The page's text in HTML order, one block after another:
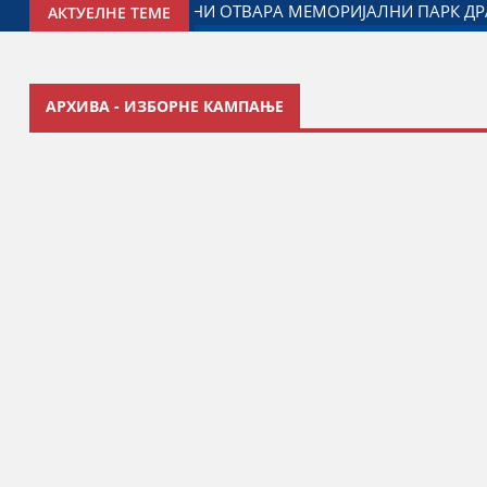
АКТУЕЛНЕ ТЕМЕ
ПАЛМА МИНИСТАР ЂОРЂЕ МИЛИЋЕВИЋ У
АРХИВА - ИЗБОРНЕ КАМПАЊЕ